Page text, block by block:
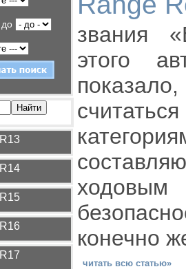
до
звания
этого
ходовым
конечно
читать всю статью»